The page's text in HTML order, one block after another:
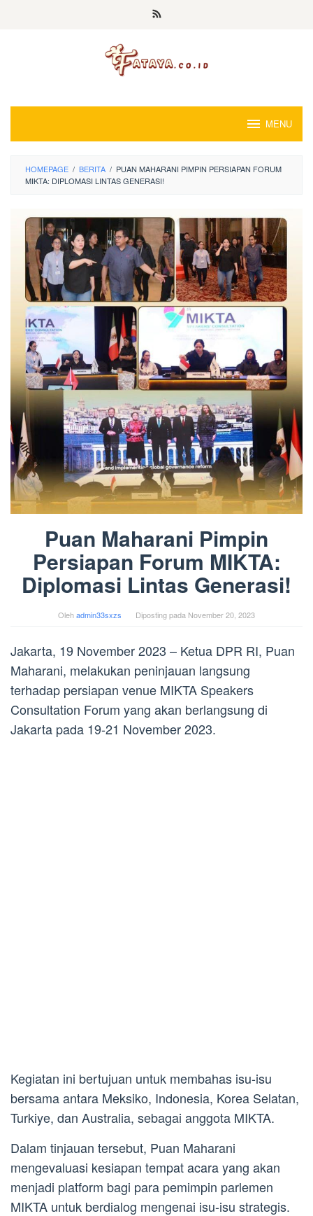
MENU
HOMEPAGE / BERITA / PUAN MAHARANI PIMPIN PERSIAPAN FORUM
MIKTA: DIPLOMASI LINTAS GENERASI!
Puan Maharani Pimpin
Persiapan Forum MIKTA:
Diplomasi Lintas Generasi!
Olehadmin33sxzs Diposting pada November 20, 2023
Jakarta, 19 November 2023 – Ketua DPR RI, Puan
Maharani, melakukan peninjauan langsung
terhadap persiapan venue MIKTA Speakers
Consultation Forum yang akan berlangsung di
Jakarta pada 19-21 November 2023.
Kegiatan ini bertujuan untuk membahas isu-isu
bersama antara Meksiko, Indonesia, Korea Selatan,
Turkiye, dan Australia, sebagai anggota MIKTA.
Dalam tinjauan tersebut, Puan Maharani
mengevaluasi kesiapan tempat acara yang akan
menjadi platform bagi para pemimpin parlemen
MIKTA untuk berdialog mengenai isu-isu strategis.